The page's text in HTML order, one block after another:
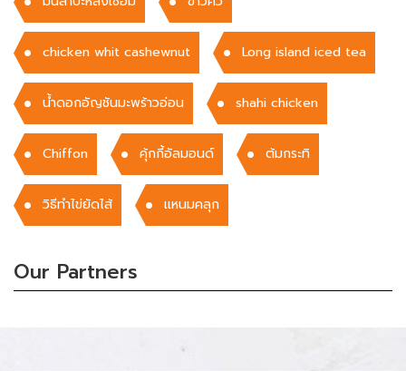
chicken whit cashewnut Long island iced tea
น้ำดอกอัญชันมะพร้าวอ่อน shahi chicken
Chiffon คุ้กกี้อัลมอนด์ ต้มกระทิ
วิธีทำไข่ยัดไส้ เเหนมคลุก
Our Partners